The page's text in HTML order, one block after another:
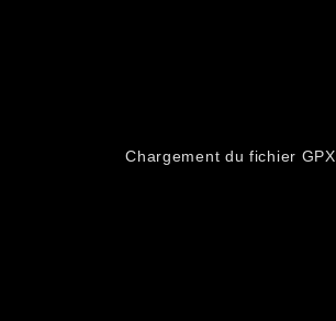
Chargement du fichier GPX